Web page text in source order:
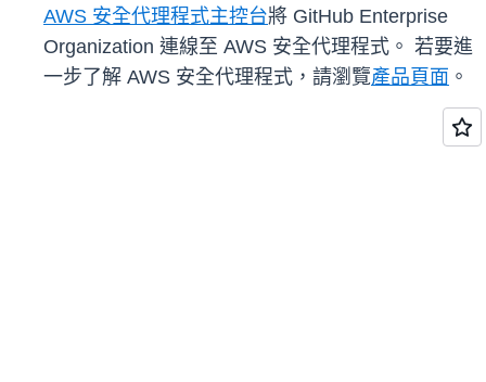
AWS 安全代理程式主控台將 GitHub Enterprise
Organization 連線至 AWS 安全代理程式。 若要進
一步了解 AWS 安全代理程式，請瀏覽產品頁面 。